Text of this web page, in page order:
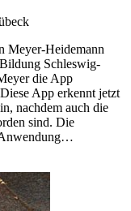
Meyer-Heidemann
Schleswig-
die App
App erkennt jetzt
nachdem auch die
sind. Die